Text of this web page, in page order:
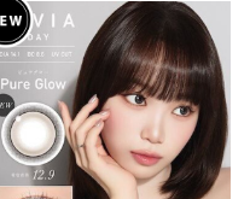
ハーフ ブラウン ブラック 高
含水 裸眼風 自然